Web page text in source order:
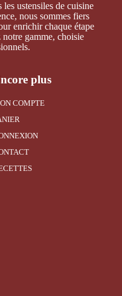
ustensiles de cuisine
nous sommes fiers
enrichir chaque étape
gamme, choisie
plus
COMPTE